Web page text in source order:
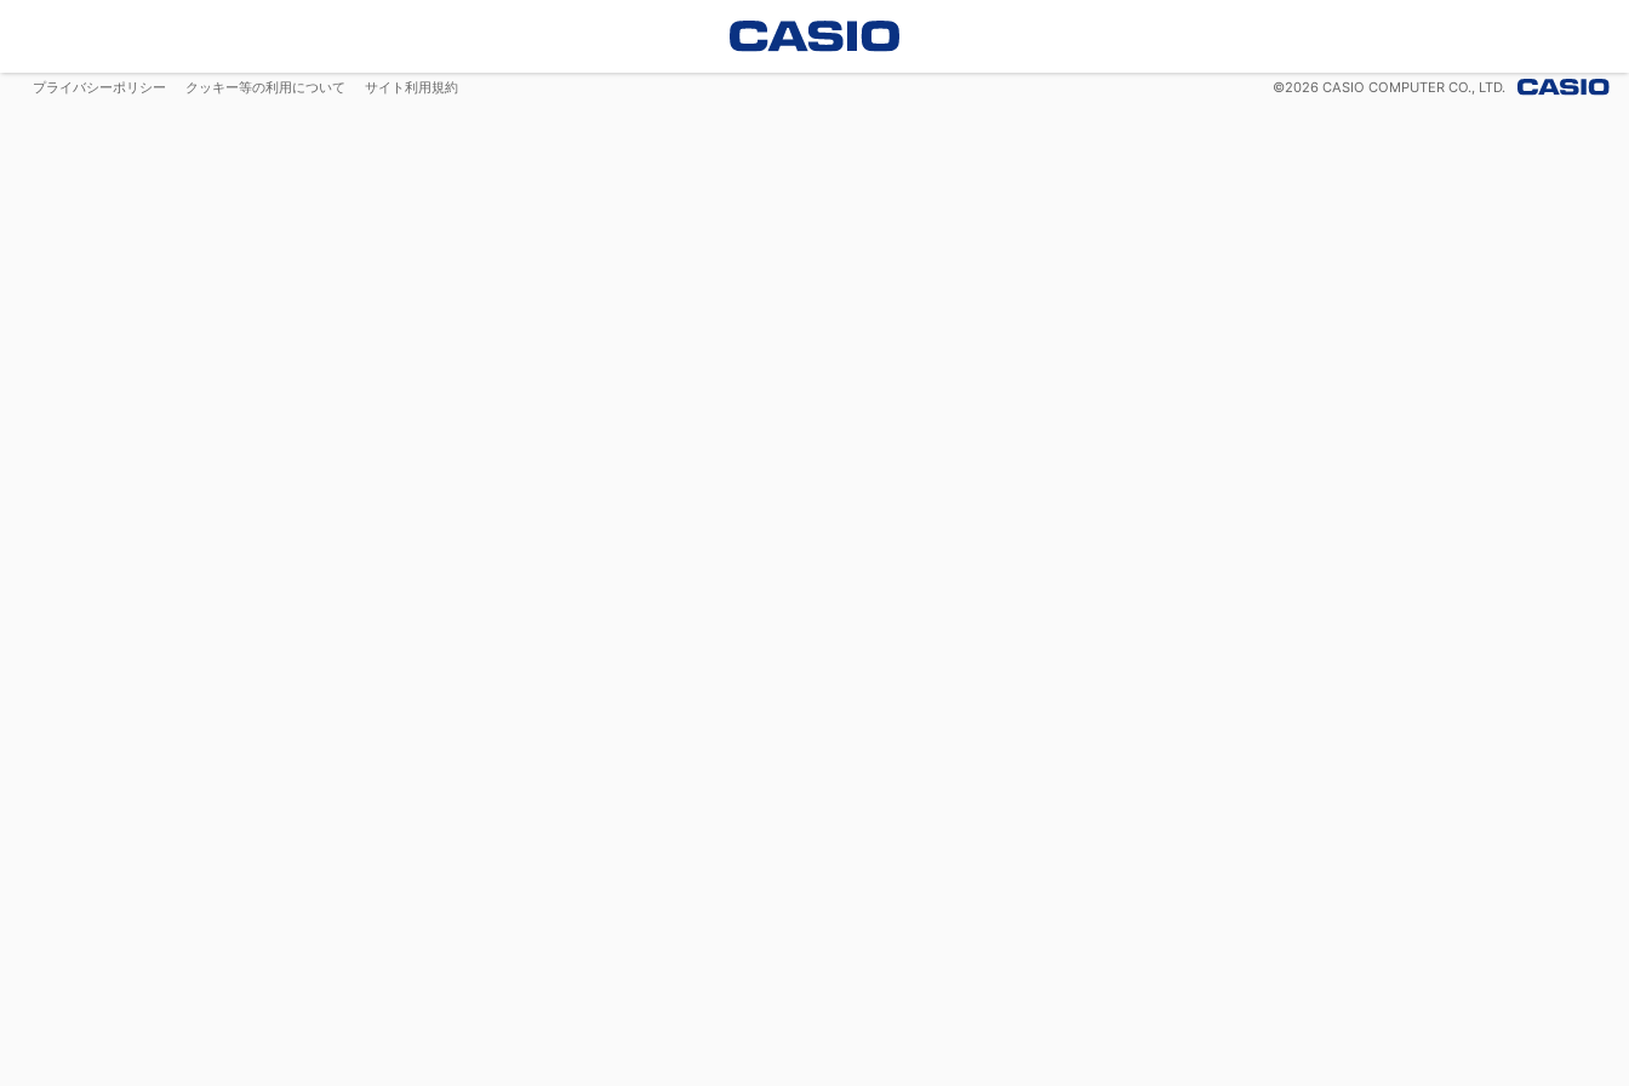
プライバシーポリシー クッキー等の利用について サイト利用規約 ©2026 CASIO COMPUTER CO., LTD.